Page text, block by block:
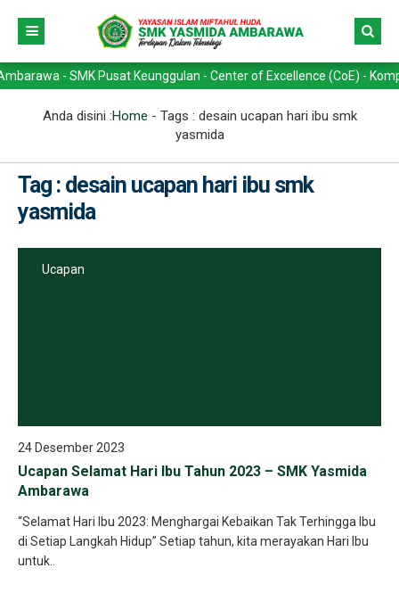
- SMK Pusat Keunggulan - Center of Excellence (CoE) -
Anda disini :Home - Tags : desain ucapan hari ibu smk
yasmida
Tag : desain ucapan hari ibu smk
yasmida
Ucapan
24 Desember 2023
Ucapan Selamat Hari Ibu Tahun 2023 – SMK Yasmida
Ambarawa
“Selamat Hari Ibu 2023: Menghargai Kebaikan Tak Terhingga Ibu
di Setiap Langkah Hidup” Setiap tahun, kita merayakan Hari Ibu
untuk..